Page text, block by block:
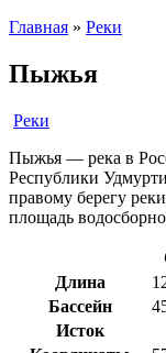
Главная » Реки
Пыжья
Реки
Пыжья — река в
Республики
правому берегу
площадь
Длина
Бассейн
Исток